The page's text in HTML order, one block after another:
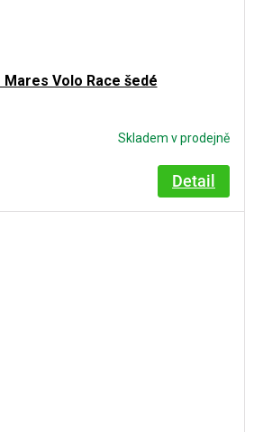
Volo Race šedé
Skladem v prodejně
Detail